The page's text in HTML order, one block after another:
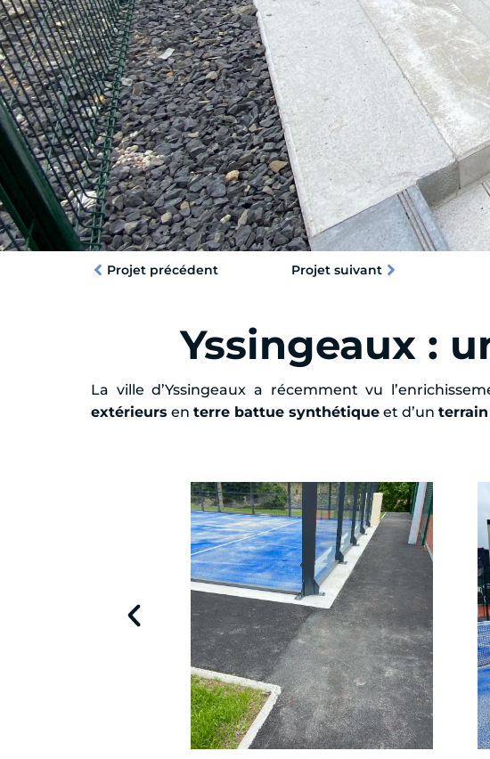
Projet précédent Projet suivant
Yssingeaux :
La ville d’Yssingeaux a récemment vu
extérieurs en terre battue synthétique et d’un